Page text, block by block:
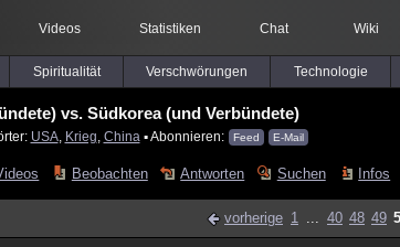
Videos Statistiken Chat Wiki
Spiritualität Verschwörungen Technologie
vs. Südkorea (und Verbündete)
USA, Krieg China ▪ Abonnieren: Feed E-Mail
Beobachten Antworten Suchen Infos
vorherige 1 ... 40 48 49